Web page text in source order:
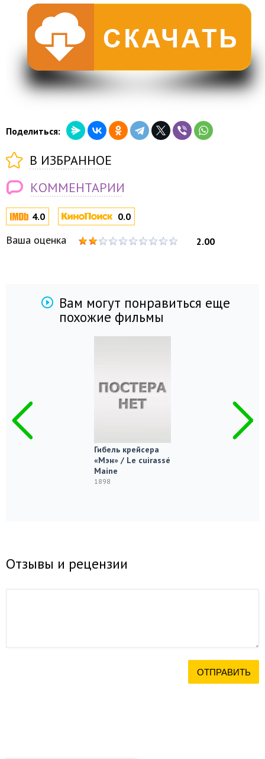
4.0 0.0
Ваша оценка 2.00
Поделиться:
В ИЗБРАННОЕ
КОММЕНТАРИИ
Вам могут понравиться еще
похожие фильмы
Гибель крейсера
«Мэн» / Le cuirassé
Maine
1898
Отзывы и рецензии